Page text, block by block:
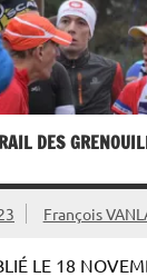
DES
François
LE 18